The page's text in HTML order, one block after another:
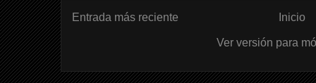
Entrada más reciente Inicio
Ver versión para